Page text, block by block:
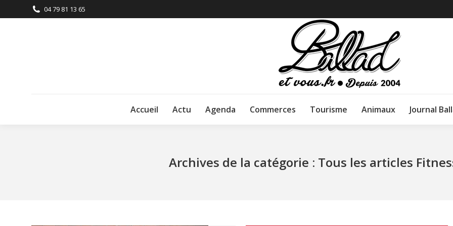
04 79 81 13 65
Accueil Actu Agenda Commerces Tourisme Animaux Journal
Archives de la catégorie : Tous les articles